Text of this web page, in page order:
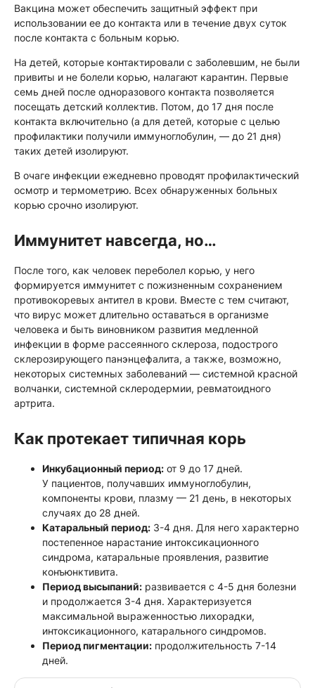
Вакцина может обеспечить защитный эффект при
использовании ее до контакта или в течение двух суток
после контакта с больным корью.
На детей, которые контактировали с заболевшим, не были
привиты и не болели корью, налагают карантин. Первые
семь дней после одноразового контакта позволяется
посещать детский коллектив. Потом, до 17 дня после
контакта включительно (а для детей, которые с целью
профилактики получили иммуноглобулин, — до 21 дня)
таких детей изолируют.
В очаге инфекции ежедневно проводят профилактический
осмотр и термометрию. Всех обнаруженных больных
корью срочно изолируют.
Иммунитет навсегда, но…
После того, как человек переболел корью, у него
формируется иммунитет с пожизненным сохранением
противокоревых антител в крови. Вместе с тем считают,
что вирус может длительно оставаться в организме
человека и быть виновником развития медленной
инфекции в форме рассеянного склероза, подострого
склерозирующего панэнцефалита, а также, возможно,
некоторых системных заболеваний — системной красной
волчанки, системной склеродермии, ревматоидного
артрита.
Как протекает типичная корь
Инкубационный период: от 9 до 17 дней.
У пациентов, получавших иммуноглобулин,
компоненты крови, плазму — 21 день, в некоторых
случаях до 28 дней.
Катаральный период: 3-4 дня. Для него характерно
постепенное нарастание интоксикационного
синдрома, катаральные проявления, развитие
конъюнктивита.
Период высыпаний: развивается с 4-5 дня болезни
и продолжается 3-4 дня. Характеризуется
максимальной выраженностью лихорадки,
интоксикационного, катарального синдромов.
Период пигментации: продолжительность 7-14
дней.